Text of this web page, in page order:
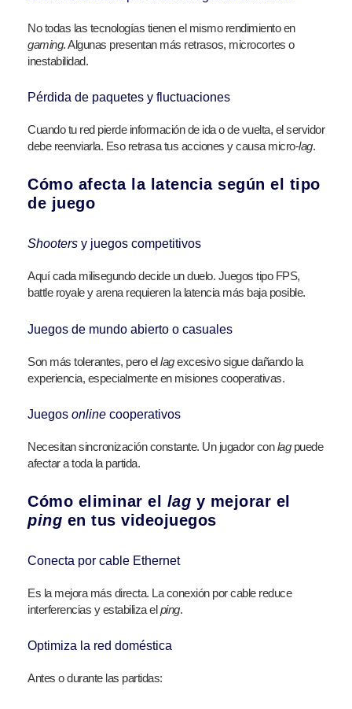
No todas las tecnologías tienen el mismo rendimiento en
gaming. Algunas presentan más retrasos, microcortes o
inestabilidad.
Pérdida de paquetes y fluctuaciones
Cuando tu red pierde información de ida o de vuelta, el servidor
debe reenviarla. Eso retrasa tus acciones y causa micro-lag.
Cómo afecta la latencia según el tipo
de juego
Shooters y juegos competitivos
Aquí cada milisegundo decide un duelo. Juegos tipo FPS,
battle royale y arena requieren la latencia más baja posible.
Juegos de mundo abierto o casuales
Son más tolerantes, pero ellagexcesivo sigue dañando la
experiencia, especialmente en misiones cooperativas.
Juegos online cooperativos
Necesitan sincronización constante. Un jugador conlagpuede
afectar a toda la partida.
Cómo eliminar el lag y mejorar el
ping en tus videojuegos
Conecta por cable Ethernet
Es la mejora más directa. La conexión por cable reduce
interferencias y estabiliza elping.
Optimiza la red doméstica
Antes o durante las partidas: